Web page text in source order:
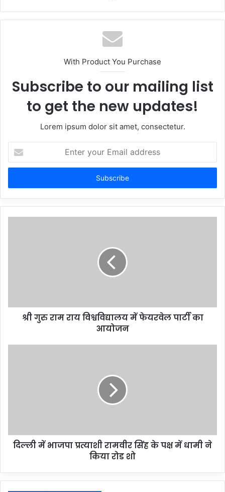
With Product You Purchase
Subscribe to our mailing list
to get the new updates!
Lorem ipsum dolor sit amet, consectetur.
Enter
your
Email
श्री गुरु राम राय विश्वविद्यालय में फेयरवेल पार्टी का
आयोजन
दिल्ली में भाजपा प्रत्याशी रामवीर सिंह के पक्ष में धामी ने
किया रोड शो